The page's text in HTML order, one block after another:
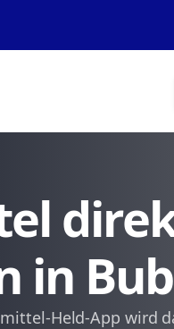
in
Held-App wird